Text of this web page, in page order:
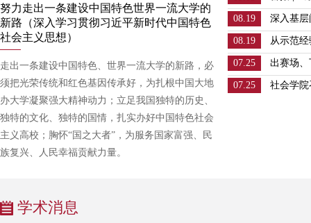
努力走出一条建设中国特色世界一流大学的
新路（深入学习贯彻习近平新时代中国特色
社会主义思想）
走出一条建设中国特色、世界一流大学的新路，必
须把光荣传统和红色基因传承好，为扎根中国大地
办大学凝聚强大精神动力；立足我国独特的历史、
独特的文化、独特的国情，扎实办好中国特色社会
主义高校；胸怀“国之大者”，为服务国家富强、民
族复兴、人民幸福贡献力量。
源期刊
08.19
深入基
大学新
08.19
从示范
时代社
07.25
出赛场
新生代
07.25 社会学
学术消息